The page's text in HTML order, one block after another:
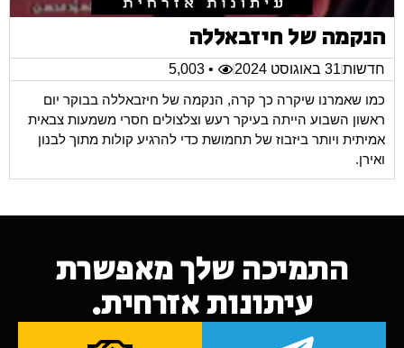
הנקמה של חיזבאללה
חדשות31 באוגוסט 2024
• 5,003
כמו שאמרנו שיקרה כך קרה, הנקמה של חיזבאללה בבוקר יום
ראשון השבוע הייתה בעיקר רעש וצלצולים חסרי משמעות צבאית
אמיתית ויותר ביזבוז של תחמושת כדי להרגיע קולות מתוך לבנון
ואירן.
התמיכה שלך מאפשרת
עיתונות אזרחית.